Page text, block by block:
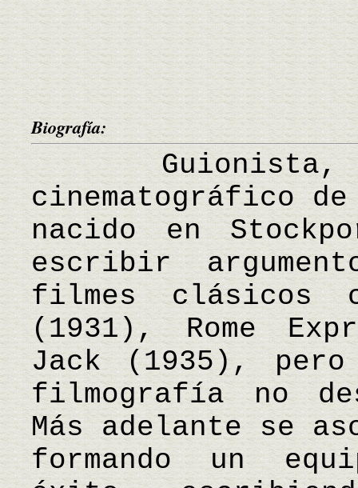
Biografía:
Guionista,
cinematográfico
nacido en
escribir
filmes clásicos
(1931), Rome
Jack (1935),
filmografía no
Más adelante se
formando un